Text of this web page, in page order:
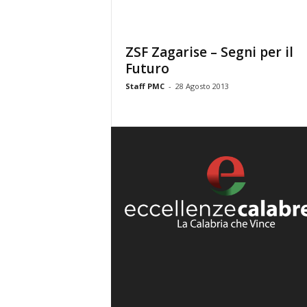
ZSF Zagarise – Segni per il
Futuro
Staff PMC - 28 Agosto 2013